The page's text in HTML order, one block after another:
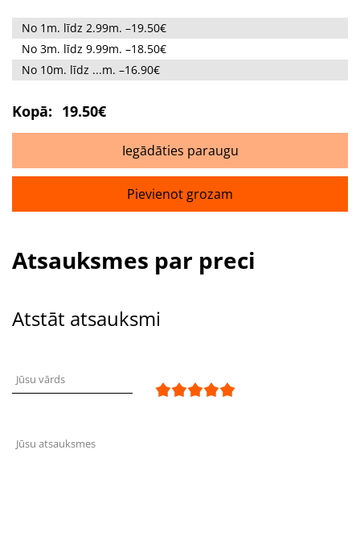
No 1m. līdz 2.99m. –19.50€
No 3m. līdz 9.99m. –18.50€
No 10m. līdz ...m. –16.90€
Kopā: 19.50€
Iegādāties paraugu
Pievienot grozam
Atsauksmes par preci
Atstāt atsauksmi
Jūsu vārds
Jūsu atsauksmes